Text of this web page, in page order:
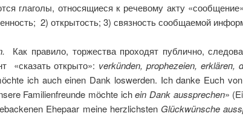
глаголы, относящиеся к речевому акту
2) открытость; 3) связность сообщаемой
. Как правило, торжества проходят публично,
«сказать открыто»: verkünden, prophezeien, erkläreп,
ich auch einen Dank loswerden. Ich danke Euch
Familienfreunde mӧchte ichein Dank aussprechen»
Ehepaar meine herzlichsten Glückwünsche